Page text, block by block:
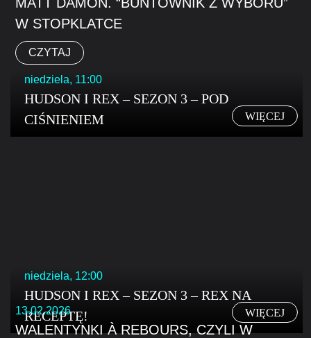
niedziela, 11:00
HUDSON I REX – SEZON 3 – POD
CIŚNIENIEM
WIĘCEJ
niedziela, 12:00
HUDSON I REX – SEZON 3 – REX NA
RECEPTĘ!
WIĘCEJ
W STOPKLATCE
CZYTAJ
13.02.2026
WALENTYNKI À REBOURS, CZYLI W